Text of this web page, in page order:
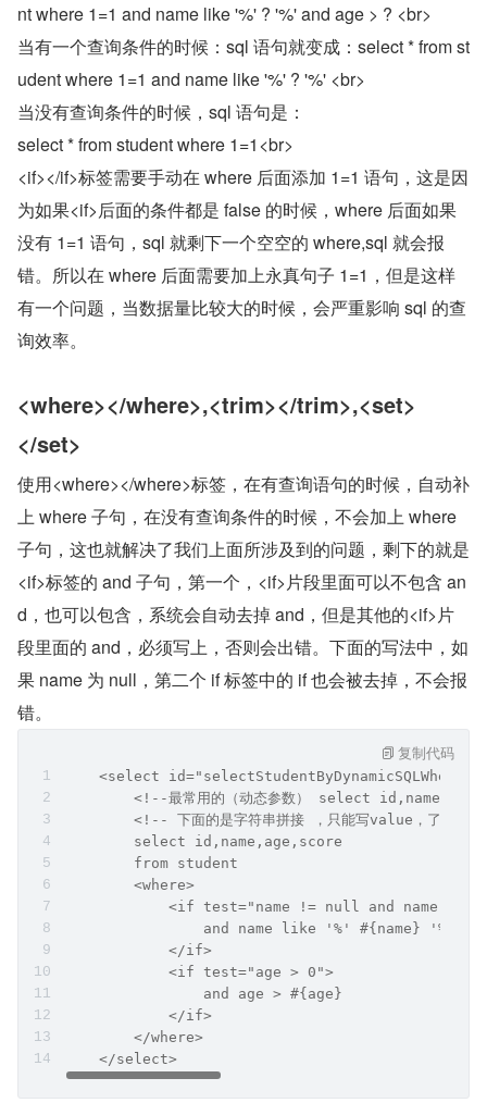
nt where 1=1 and name like '%' ? '%' and age > ? <br>
当有一个查询条件的时候：sql 语句就变成：select * from st
udent where 1=1 and name like '%' ? '%' <br>
当没有查询条件的时候，sql 语句是：
select * from student where 1=1<br>
<if></if>标签需要手动在 where 后面添加 1=1 语句，这是因
为如果<if>后面的条件都是 false 的时候，where 后面如果
没有 1=1 语句，sql 就剩下一个空空的 where,sql 就会报
错。所以在 where 后面需要加上永真句子 1=1，但是这样
有一个问题，当数据量比较大的时候，会严重影响 sql 的查
询效率。
<where></where>,<trim></trim>,<set>
</set>
使用<where></where>标签，在有查询语句的时候，自动补
上 where 子句，在没有查询条件的时候，不会加上 where
子句，这也就解决了我们上面所涉及到的问题，剩下的就是
<if>标签的 and 子句，第一个，<if>片段里面可以不包含 an
d，也可以包含，系统会自动去掉 and，但是其他的<if>片
段里面的 and，必须写上，否则会出错。下面的写法中，如
果 name 为 null，第二个 if 标签中的 if 也会被去掉，不会报
错。
<select id="selectStudentByDynamicSQLWhere"
<!--最常用的（动态参数） select
<!-- 下面的是字符串拼接 ，只能写value，了解即可
        select id,name,age,score
        from student
        <where>
<if test="name != null and name !=
                and name like '%' #{name} '%'
            </if>
            <if test="age > 0">
                and age > #{age}
            </if>
        </where>
    </select>
复制代码